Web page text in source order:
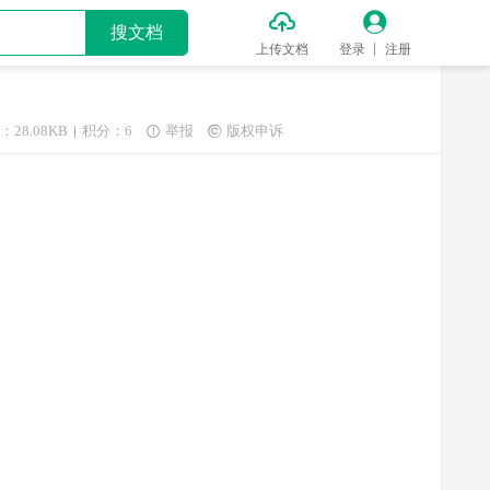
搜文档 
上传文档

登录 注册
28.08KB 积分：6  举报  版权申诉